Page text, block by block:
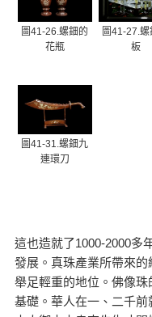
圖41-26.螺鈿的
花瓶
圖41-27.螺
板
圖41-31.螺鈿九
連環刀
這也造就了1000-2000多
發展。真珠產業所帶來
舉足輕重的地位。佛像
基礎。華人在一、二千前